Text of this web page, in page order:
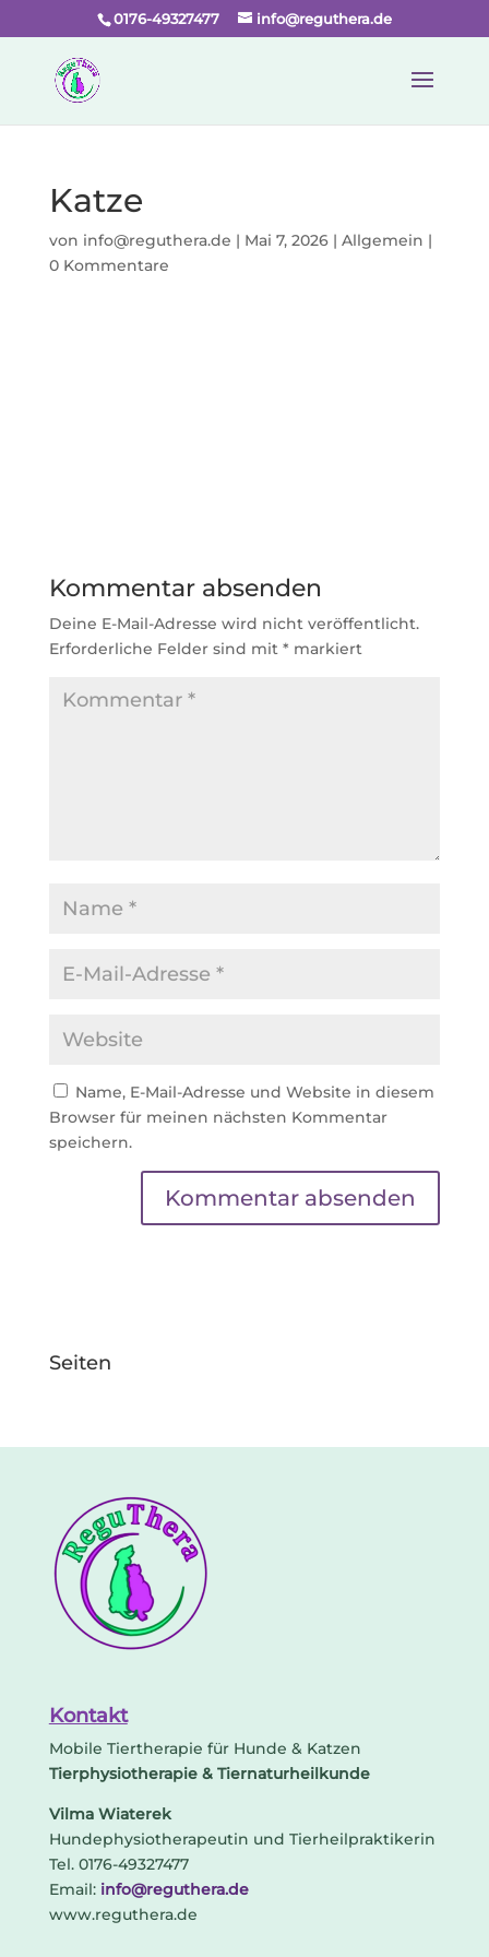
0176-49327477 info@reguthera.de
Katze
von info@reguthera.de | Mai 7, 2026| Allgemein |
0 Kommentare
Kommentar absenden
Deine E-Mail-Adresse wird nicht veröffentlicht.
Erforderliche Felder sind mit * markiert
Name, E-Mail-Adresse und Website in diesem
Browser für meinen nächsten Kommentar
speichern.
Seiten
Kontakt
Mobile Tiertherapie für Hunde & Katzen
Tierphysiotherapie & Tiernaturheilkunde
Vilma Wiaterek
Hundephysiotherapeutin und Tierheilpraktikerin
Tel. 0176-49327477
Email: info@reguthera.de
www.reguthera.de